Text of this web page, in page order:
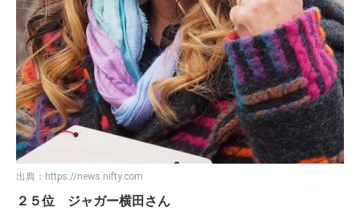
出典： https://news.nifty.com
２５位 ジャガー横田さん